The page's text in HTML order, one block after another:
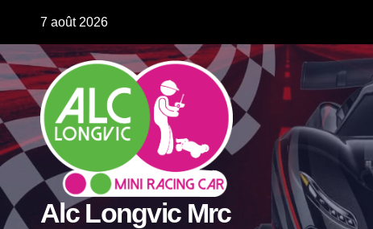
content
7 août 2026
Alc Longvic Mrc